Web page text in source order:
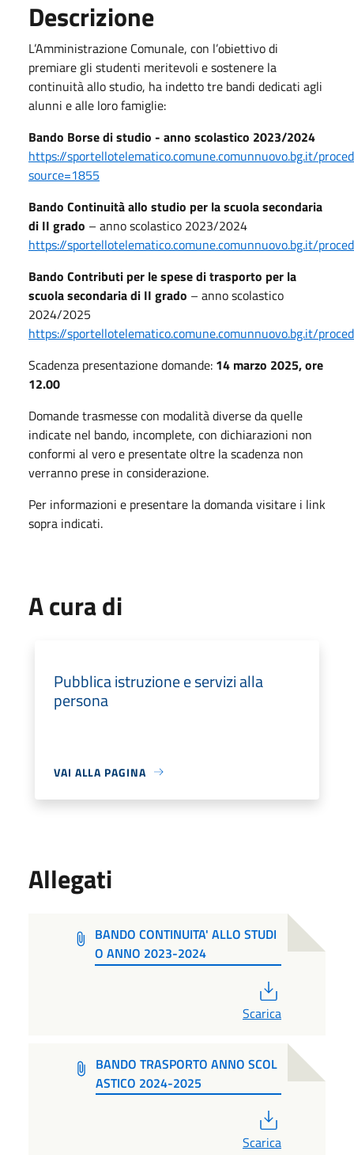
Descrizione
L’Amministrazione Comunale, con l’obiettivo di
premiare gli studenti meritevoli e sostenere la
continuità allo studio, ha indetto tre bandi dedicati agli
alunni e alle loro famiglie:
Bando Borse di studio - anno scolastico 2023/2024
https://sportellotelematico.comune.comunnuovo.bg.it/
source=1855
Bando Continuità allo studio per la scuola secondaria
di II grado – anno scolastico 2023/2024
https://sportellotelematico.comune.comunnuovo.bg.it/
Bando Contributi per le spese di trasporto per la
scuola secondaria di II grado – anno scolastico
2024/2025
https://sportellotelematico.comune.comunnuovo.bg.it/
Scadenza presentazione domande: 14 marzo 2025, ore
12.00
Domande trasmesse con modalità diverse da quelle
indicate nel bando, incomplete, con dichiarazioni non
conformi al vero e presentate oltre la scadenza non
verranno prese in considerazione.
Per informazioni e presentare la domanda visitare i link
sopra indicati.
A cura di
Pubblica istruzione e servizi alla
persona
VAI ALLA PAGINA
Allegati
BANDO CONTINUITA' ALLO STUDI
O ANNO 2023-2024
Scarica
BANDO TRASPORTO ANNO SCOL
ASTICO 2024-2025
Scarica